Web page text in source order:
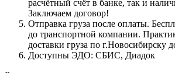
расчётный счёт в банке, так и
Заключаем договор!
Отправка груза после оплаты.
до транспортной компании.
доставки груза по г.Новосибирску
Доступны ЭДО: СБИС, Диадок